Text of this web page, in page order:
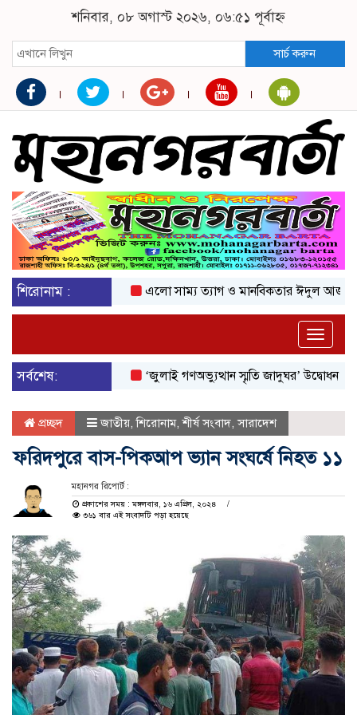
শনিবার, ০৮ অগাস্ট ২০২৬, ০৬:৫১ পূর্বাহ্ন
সার্চ করুন
শিরোনাম : এলো সাম্য ত্যাগ ও মানবিকতার ঈদুল আজহা
Toggle
সর্বশেষ:
‘জুলাই গণঅভ্যুত্থান স্মৃতি জাদুঘর’ উদ্বোধন করলেন
প্রচ্ছদ জাতীয়,শিরোনাম,শীর্ষ সংবাদ,সারাদেশ
ফরিদপুরে বাস-পিকআপ ভ্যান সংঘর্ষে নিহত ১১
মহানগর রিপোর্ট :
প্রকাশের সময় : মঙ্গলবার, ১৬ এপ্রিল, ২০২৪
৩৬১ বার এই সংবাদটি পড়া হয়েছে